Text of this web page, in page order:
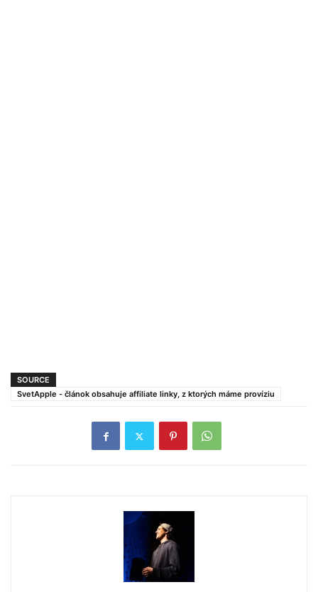
SOURCE
SvetApple - článok obsahuje affiliate linky, z ktorých máme províziu